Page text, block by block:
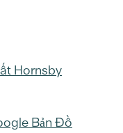
Hornsby
Bản Đồ